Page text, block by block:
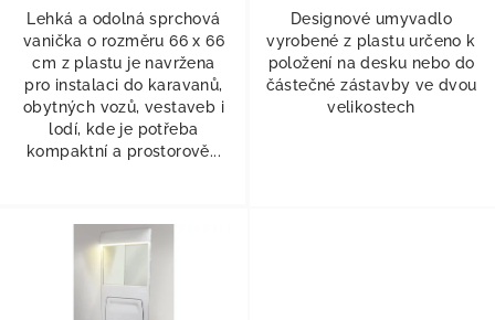
Lehká a odolná sprchová
vanička o rozměru 66 x 66
cm z plastu je navržena
pro instalaci do karavanů,
obytných vozů, vestaveb i
lodí, kde je potřeba
kompaktní a prostorově...
Designové umyvadlo
vyrobené z plastu určeno k
položení na desku nebo do
částečné zástavby ve dvou
velikostech